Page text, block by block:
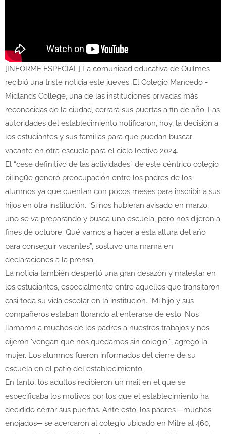
[INFORME ESPECIAL] La comunidad educativa de Quilmes
recibió una triste noticia este jueves. El Colegio Mancedo -
Midlands College, una de las instituciones privadas más
reconocidas de la ciudad, cerrará sus puertas a fin de año. Las
autoridades del establecimiento notificaron, hoy, la decisión a
los estudiantes y sus familias para que puedan buscar
vacante en otra escuela para el ciclo lectivo 2024.
El “cese definitivo de las actividades” de este céntrico colegio
bilingüe generó preocupación entre los padres de los
alumnos ya que cuentan con pocos meses para inscribir a sus
hijos en otra institución. “Si nos hubieran avisado en marzo,
uno se va preparando y busca una escuela, pero nos dijeron a
fines de octubre. Qué vamos a hacer a esta altura del año
para conseguir vacantes”, sostuvo una mamá en
declaraciones a la prensa.
La noticia también despertó una gran desazón y malestar en
los estudiantes, especialmente entre aquellos que transitaron
casi toda su vida escolar en la institución. “Mi hijo y sus
compañeros estaban llorando al enterarse de esto. Nos
llamaron a muchos de los padres a nuestros trabajos y nos
dijeron 'vengan que nos quedamos sin colegio'”, agregó la
mujer. Los alumnos fueron informados del cierre de su
escuela en el patio del establecimiento.
En tanto, los adultos recibieron un mail en el que se
especificaba los motivos por los que el establecimiento ha
decidido cerrar sus puertas. Ante esto, los padres ─muchos
enojados─ se acercaron al colegio ubicado en Mitre al 460,